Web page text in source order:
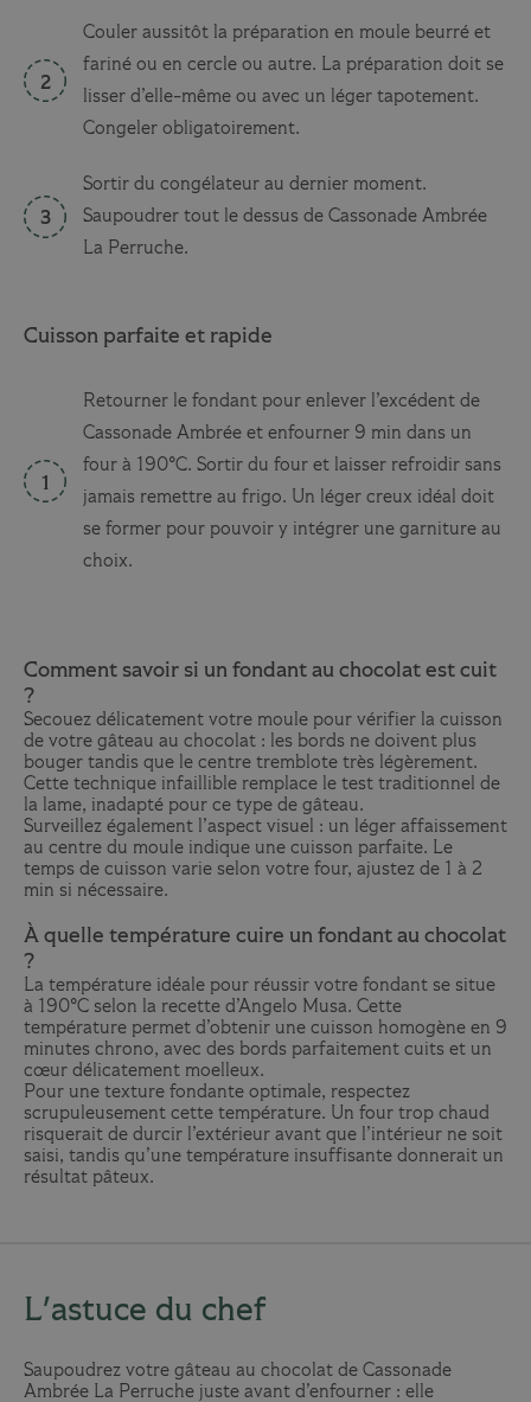
Couler aussitôt la préparation en moule beurré et
fariné ou en cercle ou autre. La préparation doit se
lisser d’elle-même ou avec un léger tapotement.
Congeler obligatoirement.
Sortir du congélateur au dernier moment.
Saupoudrer tout le dessus de Cassonade Ambrée
La Perruche.
Cuisson parfaite et rapide
Retourner le fondant pour enlever l’excédent de
Cassonade Ambrée et enfourner 9 min dans un
four à 190°C. Sortir du four et laisser refroidir sans
jamais remettre au frigo. Un léger creux idéal doit
se former pour pouvoir y intégrer une garniture au
choix.
Comment savoir si un fondant au chocolat est cuit
?
Secouez délicatement votre moule pour vérifier la cuisson
de votre gâteau au chocolat : les bords ne doivent plus
bouger tandis que le centre tremblote très légèrement.
Cette technique infaillible remplace le test traditionnel de
la lame, inadapté pour ce type de gâteau.
Surveillez également l’aspect visuel : un léger affaissement
au centre du moule indique une cuisson parfaite. Le
temps de cuisson varie selon votre four, ajustez de 1 à 2
min si nécessaire.
À quelle température cuire un fondant au chocolat
?
La température idéale pour réussir votre fondant se situe
à 190°C selon la recette d’Angelo Musa. Cette
température permet d’obtenir une cuisson homogène en 9
minutes chrono, avec des bords parfaitement cuits et un
cœur délicatement moelleux.
Pour une texture fondante optimale, respectez
scrupuleusement cette température. Un four trop chaud
risquerait de durcir l’extérieur avant que l’intérieur ne soit
saisi, tandis qu’une température insuffisante donnerait un
résultat pâteux.
L'astuce du chef
Saupoudrez votre gâteau au chocolat de Cassonade
Ambrée La Perruche juste avant d’enfourner : elle